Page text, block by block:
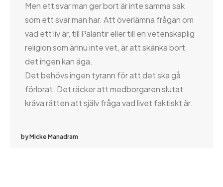
Men ett svar man ger bort är inte samma sak
som ett svar man har. Att överlämna frågan om
vad ett liv är, till Palantir eller till en vetenskaplig
religion som ännu inte vet, är att skänka bort
det ingen kan äga.
Det behövs ingen tyrann för att det ska gå
förlorat. Det räcker att medborgaren slutat
kräva rätten att själv fråga vad livet faktiskt är.
by Micke Manadram